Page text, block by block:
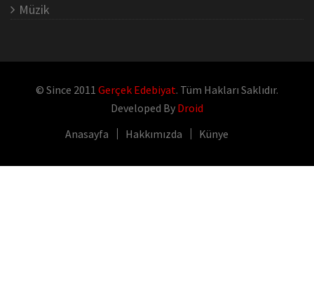
Müzik
© Since 2011 Gerçek Edebiyat. Tüm Hakları Saklıdır.
Developed By Droid
Anasayfa
Hakkımızda Künye